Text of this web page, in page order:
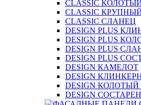
CLASSIC
CLASSIC
CLASSIC СЛАНЕЦ
DESIGN PLUS
DESIGN PLUS
DESIGN PLUS
DESIGN PLUS
DESIGN КАМЕЛОТ
DESIGN
DESIGN
DESIGN